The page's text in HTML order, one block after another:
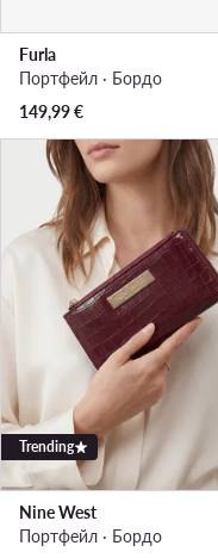
Furla
Портфейл · Бордо
149,99€
Trending
Nine West
Портфейл · Бордо